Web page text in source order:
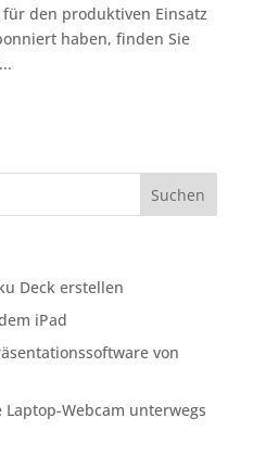
den produktiven Einsatz
haben, finden Sie
Deck erstellen
iPad
von
Webcam unterwegs